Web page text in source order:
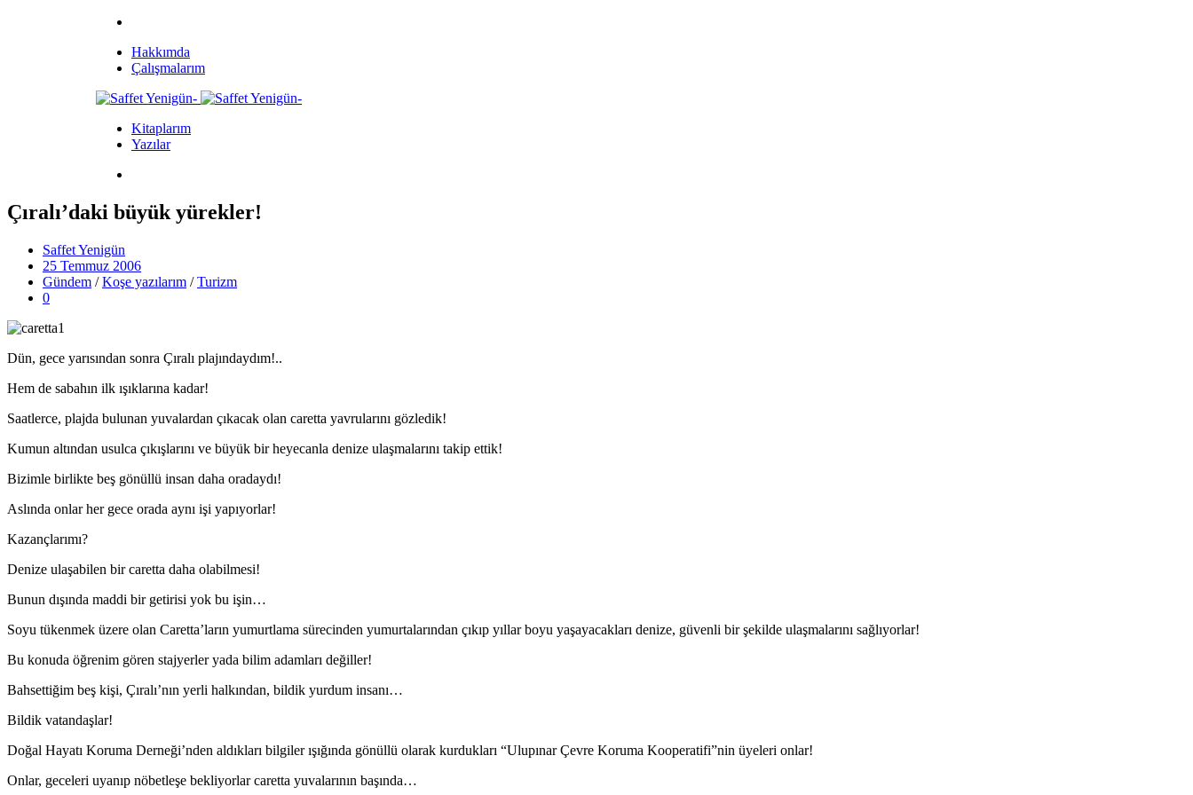
Hakkımda
Çalışmalarım
Kitaplarım
Yazılar
Çıralı’daki büyük yürekler!
Saffet Yenigün
25 Temmuz 2006
Gündem /Koşe yazılarım /Turizm
0
Dün, gece yarısından sonra Çıralı plajındaydım!..
Hem de sabahın ilk ışıklarına kadar!
Saatlerce, plajda bulunan yuvalardan çıkacak olan caretta yavrularını gözledik!
Kumun altından usulca çıkışlarını ve büyük bir heyecanla denize ulaşmalarını takip ettik!
Bizimle birlikte beş gönüllü insan daha oradaydı!
Aslında onlar her gece orada aynı işi yapıyorlar!
Kazançlarımı?
Denize ulaşabilen bir caretta daha olabilmesi!
Bunun dışında maddi bir getirisi yok bu işin…
Soyu tükenmek üzere olan Caretta’ların yumurtlama sürecinden yumurtalarından çıkıp yıllar boyu yaşayacakları denize, güvenli bir şekilde ulaşmalarını sağlıyorlar!
Bu konuda öğrenim gören stajyerler yada bilim adamları değiller!
Bahsettiğim beş kişi, Çıralı’nın yerli halkından, bildik yurdum insanı…
Bildik vatandaşlar!
Doğal Hayatı Koruma Derneği’nden aldıkları bilgiler ışığında gönüllü olarak kurdukları “Ulupınar Çevre Koruma Kooperatifi”nin üyeleri onlar!
Onlar, geceleri uyanıp nöbetleşe bekliyorlar caretta yuvalarının başında…